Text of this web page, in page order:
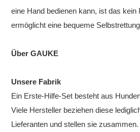
eine Hand bedienen kann, ist das kein
ermöglicht eine bequeme
Über GAUKE
Unsere Fabrik
Ein Erste-Hilfe-Set besteht aus
Viele Hersteller beziehen diese
Lieferanten und stellen sie